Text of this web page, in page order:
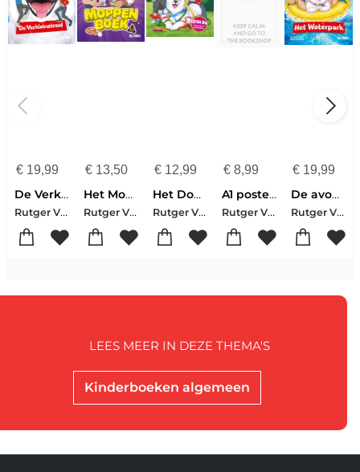
€19,99
De Verkleinstraal
Rutger Vink-Thomas van Grinsven
€13,50
Het Moppenboek van Rutger, Thomas en Paco
Rutger Vink-Thomas van Grinsven
€ 12,99
Het Doeboek van Rutger, Thomas & Paco
Rutger Vink-Thomas van Grinsven
€ 8,99
A1 poster Paco
Rutger Vink-Thomas van Grinsven
€ 19,99
De avonturen van Rutger, Thomas en Paco - Het Waterpark
Rutger Vink-Thomas van Grinsven
Kinderboeken algemeen
LEES MEER IN DEZE THEMA'S